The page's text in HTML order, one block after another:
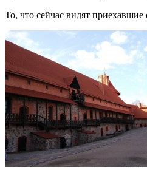
То, что сейчас видят